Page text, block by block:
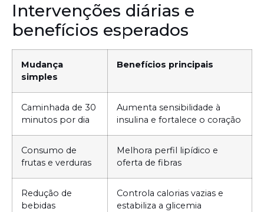
Intervenções diárias e
benefícios esperados
Mudança
simples
Benefícios principais
Caminhada de 30
minutos por dia
Aumenta sensibilidade à
insulina e fortalece o coração
Consumo de
frutas e verduras
Melhora perfil lipídico e
oferta de fibras
Redução de
bebidas
Controla calorias vazias e
estabiliza a glicemia